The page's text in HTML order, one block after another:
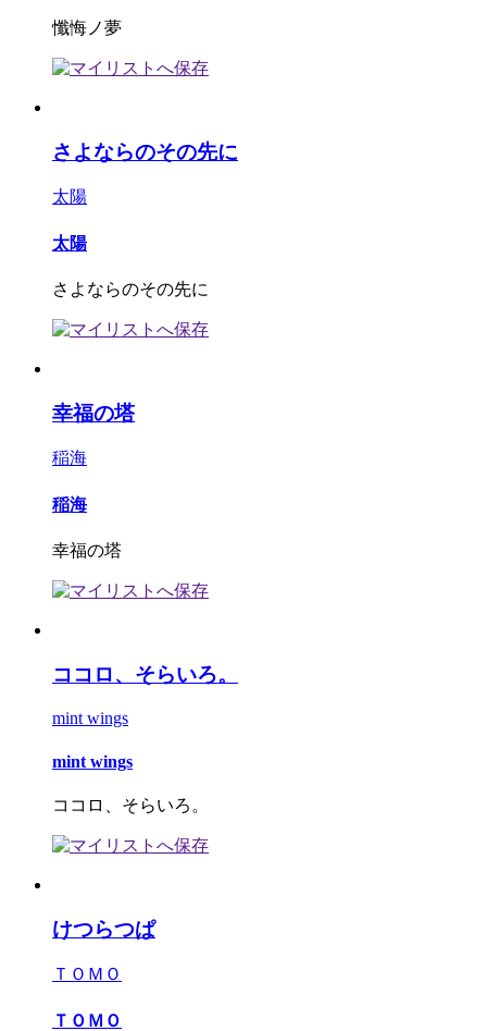
懺悔ノ夢
さよならのその先に
太陽
太陽
さよならのその先に
幸福の塔
稲海
稲海
幸福の塔
ココロ、そらいろ。
mint wings
mint wings
ココロ、そらいろ。
けつらつぱ
ＴＯＭＯ
ＴＯＭＯ